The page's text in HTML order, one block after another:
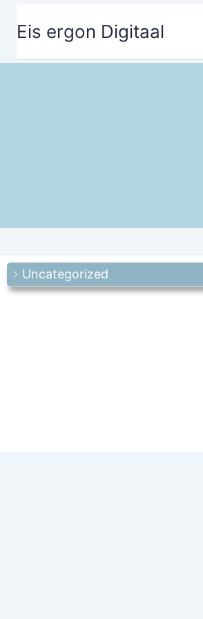
inhoud
naar
inhoud
Eis ergon Digitaal
Uncategorized